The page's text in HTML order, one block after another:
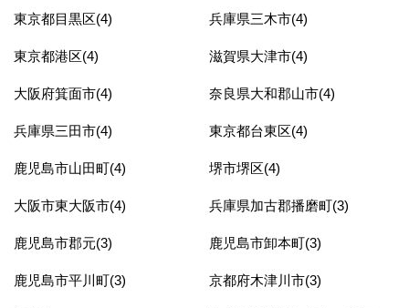
東京都目黒区(4) 兵庫県三木市(4)
東京都港区(4) 滋賀県大津市(4)
大阪府箕面市(4) 奈良県大和郡山市(4)
兵庫県三田市(4) 東京都台東区(4)
鹿児島市山田町(4) 堺市堺区(4)
大阪市東大阪市(4) 兵庫県加古郡播磨町(3)
鹿児島市郡元(3) 鹿児島市卸本町(3)
鹿児島市平川町(3) 京都府木津川市(3)